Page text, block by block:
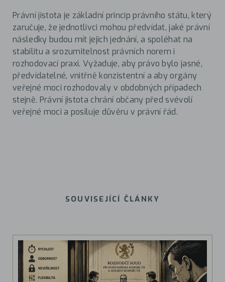
Právní jistota je základní princip právního státu, který
zaručuje, že jednotlivci mohou předvídat, jaké právní
následky budou mít jejich jednání, a spoléhat na
stabilitu a srozumitelnost právních norem i
rozhodovací praxi. Vyžaduje, aby právo bylo jasné,
předvídatelné, vnitřně konzistentní a aby orgány
veřejné moci rozhodovaly v obdobných případech
stejně. Právní jistota chrání občany před svévolí
veřejné moci a posiluje důvěru v právní řád.
SOUVISEJÍCÍ ČLÁNKY